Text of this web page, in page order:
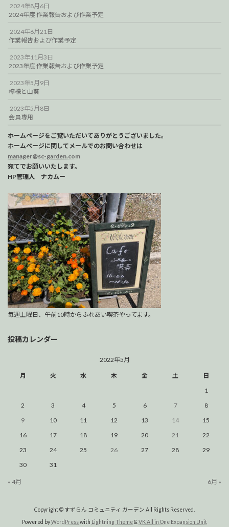
2024年8月6日
2024年度 作業報告および作業予定
2024年6月21日
作業報告および作業予定
2023年11月3日
2023年度 作業報告および作業予定
2023年5月9日
檸檬と山葵
2023年5月8日
会員専用
ホームページをご覧いただいてありがとうございました。
ホームページに関してメールでのお問い合わせは
manager@sc-garden.com
宛てでお願いいたします。
HP管理人 ナカムー
毎週土曜日、午前10時からふれあい喫茶やってます。
投稿カレンダー
2022年5月
月 火 水 木 金 土
日
1
2
3 4 5 6 7
8
9
10 11 12 13 14
15
16
17 18 19 20 21
22
23
24 25 26 27 28
29
30
31
« 4月 6月 »
Copyright © すずらん コミュニティ ガーデン All Rights Reserved.
Powered byWordPresswith Lightning Theme& VK All in One Expansion Unit